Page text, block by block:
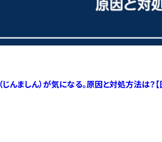
んましん）が気になる。原因と対処方法は？【